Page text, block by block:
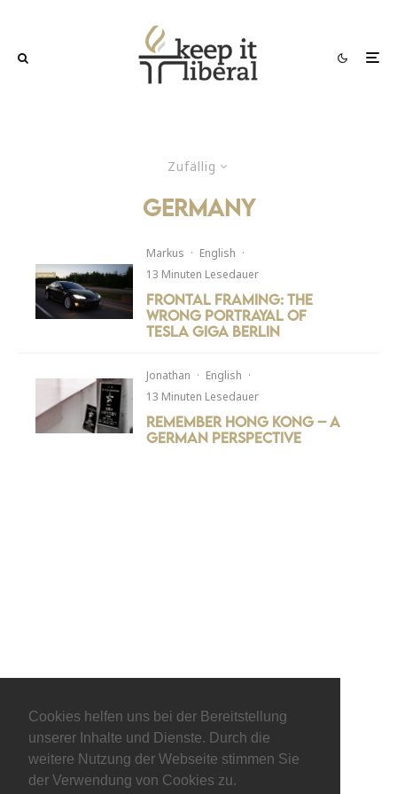
Cookies helfen uns bei der Bereitstellung
unserer Inhalte und Dienste. Durch die
weitere Nutzung der Webseite stimmen Sie
der Verwendung von Cookies zu.
Zufällig
Germany
Markus · English ·
13 Minuten Lesedauer
Frontal Framing: The
wrong portrayal of
Tesla Giga Berlin
Jonathan · English ·
13 Minuten Lesedauer
Remember Hong Kong – a
German perspective
Datenschutzerklärung Impressum